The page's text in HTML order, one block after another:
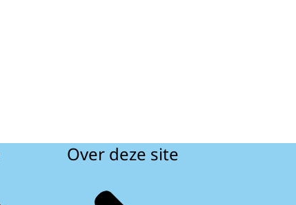
Over deze site